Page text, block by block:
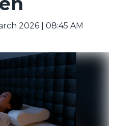
2026 | 08:45 AM